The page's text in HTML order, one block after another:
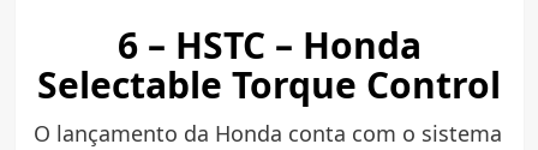
6 – HSTC – Honda
Selectable Torque Control
O lançamento da Honda conta com o sistema